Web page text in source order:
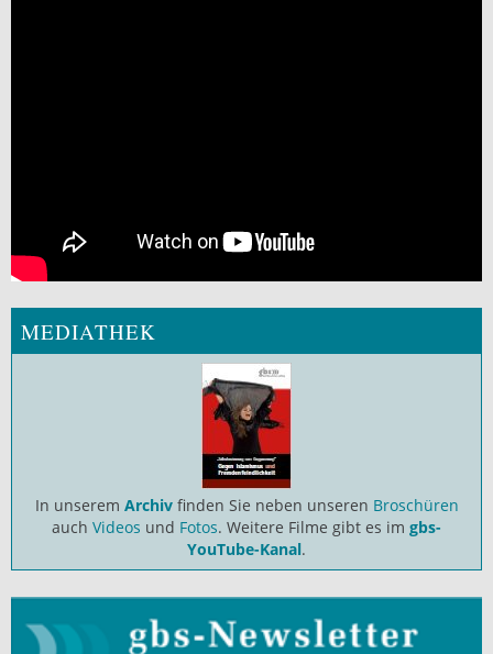
MEDIATHEK
In unserem Archiv finden Sie neben unseren Broschüren
auch Videos und Fotos. Weitere Filme gibt es im gbs-
YouTube-Kanal.